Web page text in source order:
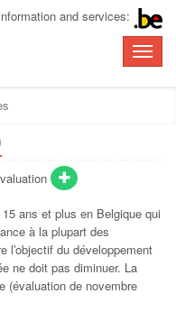
and services:
Toggle
ans et plus en Belgique qui
à la plupart des
lʹobjectif du développement
ne doit pas diminuer. La
(évaluation de novembre